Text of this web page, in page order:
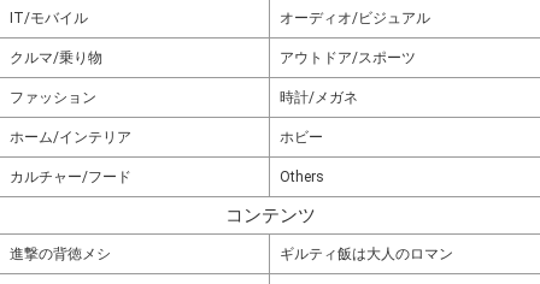
IT/モバイル オーディオ/ビジュアル
クルマ/乗り物 アウトドア/スポーツ
ファッション 時計/メガネ
ホーム/インテリア ホビー
カルチャー/フード Others
コンテンツ
進撃の背徳メシ ギルティ飯は大人のロマン